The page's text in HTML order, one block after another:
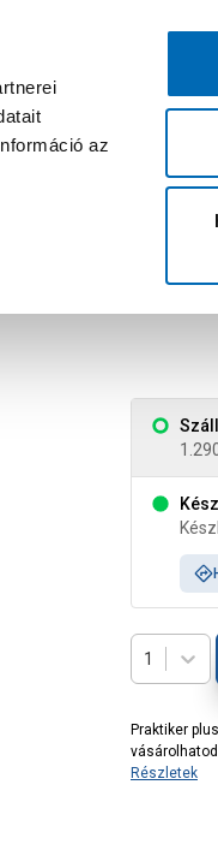
az
1
Praktiker
Részletek